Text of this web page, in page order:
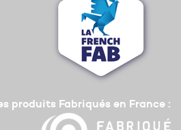
produits Fabriqués en France :